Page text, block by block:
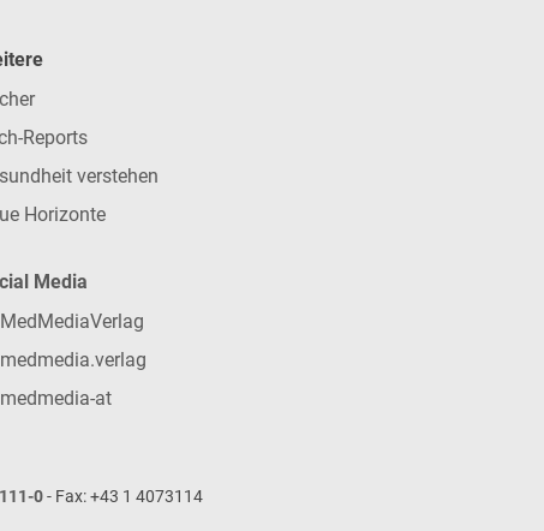
Reports
verstehen
Horizonte
Media
at
0- Fax: +43 1 4073114